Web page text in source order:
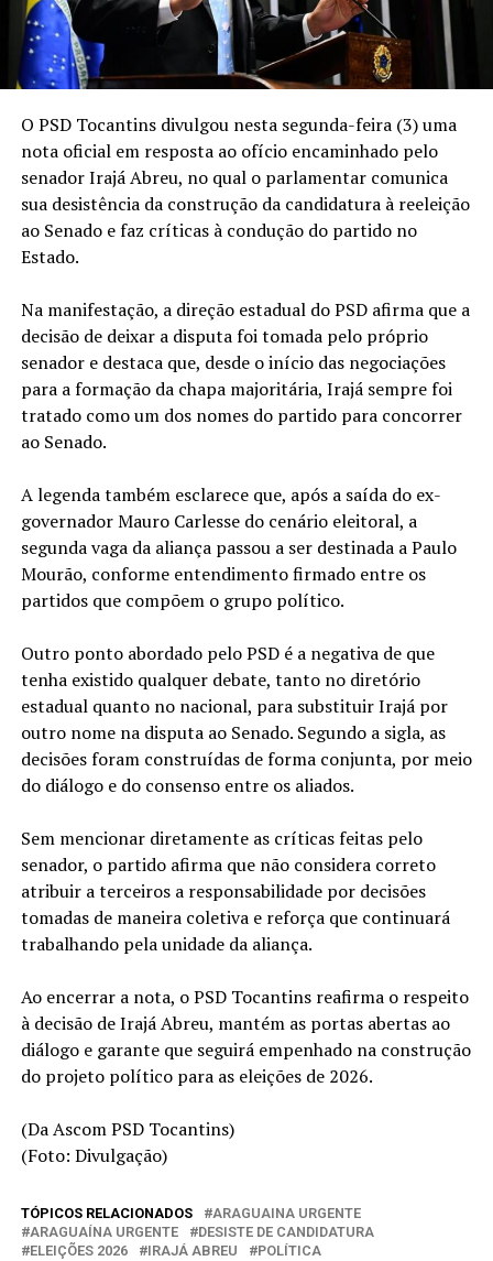
O PSD Tocantins divulgou nesta segunda-feira (3) uma
nota oficial em resposta ao ofício encaminhado pelo
senador Irajá Abreu, no qual o parlamentar comunica
sua desistência da construção da candidatura à reeleição
ao Senado e faz críticas à condução do partido no
Estado.
Na manifestação, a direção estadual do PSD afirma que a
decisão de deixar a disputa foi tomada pelo próprio
senador e destaca que, desde o início das negociações
para a formação da chapa majoritária, Irajá sempre foi
tratado como um dos nomes do partido para concorrer
ao Senado.
A legenda também esclarece que, após a saída do ex-
governador Mauro Carlesse do cenário eleitoral, a
segunda vaga da aliança passou a ser destinada a Paulo
Mourão, conforme entendimento firmado entre os
partidos que compõem o grupo político.
Outro ponto abordado pelo PSD é a negativa de que
tenha existido qualquer debate, tanto no diretório
estadual quanto no nacional, para substituir Irajá por
outro nome na disputa ao Senado. Segundo a sigla, as
decisões foram construídas de forma conjunta, por meio
do diálogo e do consenso entre os aliados.
Sem mencionar diretamente as críticas feitas pelo
senador, o partido afirma que não considera correto
atribuir a terceiros a responsabilidade por decisões
tomadas de maneira coletiva e reforça que continuará
trabalhando pela unidade da aliança.
Ao encerrar a nota, o PSD Tocantins reafirma o respeito
à decisão de Irajá Abreu, mantém as portas abertas ao
diálogo e garante que seguirá empenhado na construção
do projeto político para as eleições de 2026.
(Da Ascom PSD Tocantins)
(Foto: Divulgação)
TÓPICOS RELACIONADOS
ARAGUAINA URGENTE
ARAGUAÍNA URGENTE
DESISTE DE CANDIDATURA
ELEIÇÕES 2026
IRAJÁ ABREU POLÍTICA